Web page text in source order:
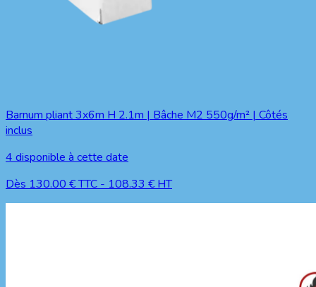
Barnum pliant 3x6m H 2.1m | Bâche M2 550g/m² | Côtés
inclus
4 disponible à cette date
Dès 130.00 € TTC - 108.33 € HT